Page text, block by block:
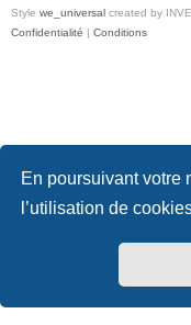
En poursuivant votre
l’utilisation de
Style we_universal created by
Confidentialité | Conditions